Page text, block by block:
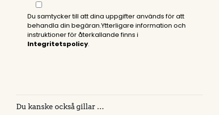
Du samtycker till att dina uppgifter används för att
behandla din begäran.Ytterligare information och
instruktioner för återkallande finns i
Integritetspolicy.
Du kanske också gillar …